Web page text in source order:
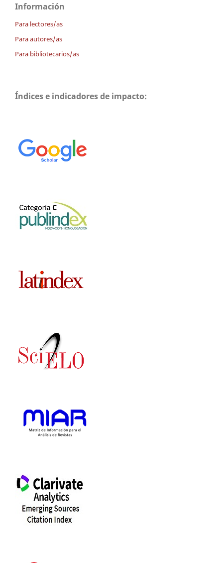
Información
Para lectores/as
Para autores/as
Para bibliotecarios/as
Índices e indicadores de impacto: